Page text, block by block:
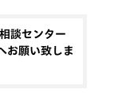
談センター
願い致しま